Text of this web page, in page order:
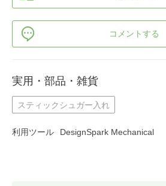
コメントする
実用・部品・雑貨
スティックシュガー入れ
利用ツール DesignSpark Mechanical